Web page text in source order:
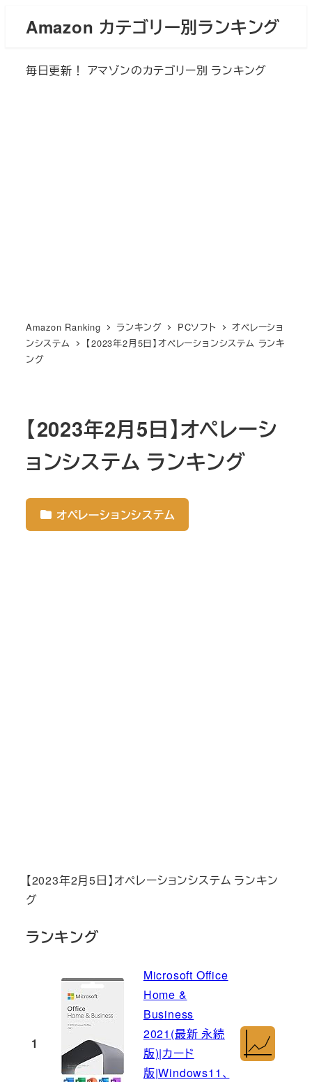
Amazon カテゴリー別ランキング
毎日更新！ アマゾンのカテゴリー別 ランキング
Amazon Ranking ランキング PCソフト
オペレーショ
ンシステム
【2023年2月5日】オペレーションシステム ランキ
ング
【2023年2月5日】オペレーシ
ョンシステム ランキング
オペレーションシステム
【2023年2月5日】オペレーションシステム ランキン
グ
ランキング
1
Microsoft Office
Home &
Business
2021(最新 永続
版)|カード
版|Windows11、